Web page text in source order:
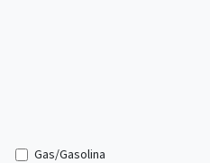
Gas/Gasolina